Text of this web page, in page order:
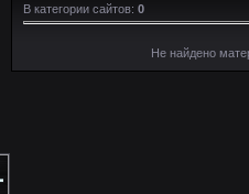
В категории сайтов: 0
Не найдено